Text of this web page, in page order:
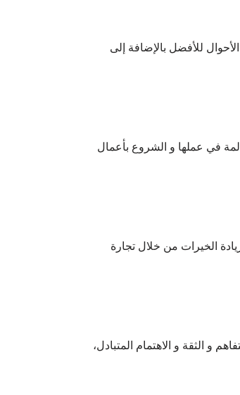
للأفضل بالإضافة إلى
في عملها و الشروع بأعمال
الخيرات من خلال تجارة
و الثقة و الاهتمام المتبادل،